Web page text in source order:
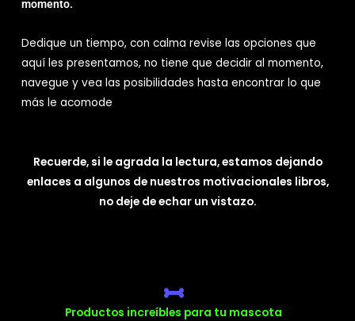
momento.
Dedique un tiempo, con calma revise las opciones que
aquí les presentamos, no tiene que decidir al momento,
navegue y vea las posibilidades hasta encontrar lo que
más le acomode
Recuerde, si le agrada la lectura, estamos dejando
enlaces a algunos de nuestros motivacionales libros,
no deje de echar un vistazo.
Productos increíbles para tu mascota